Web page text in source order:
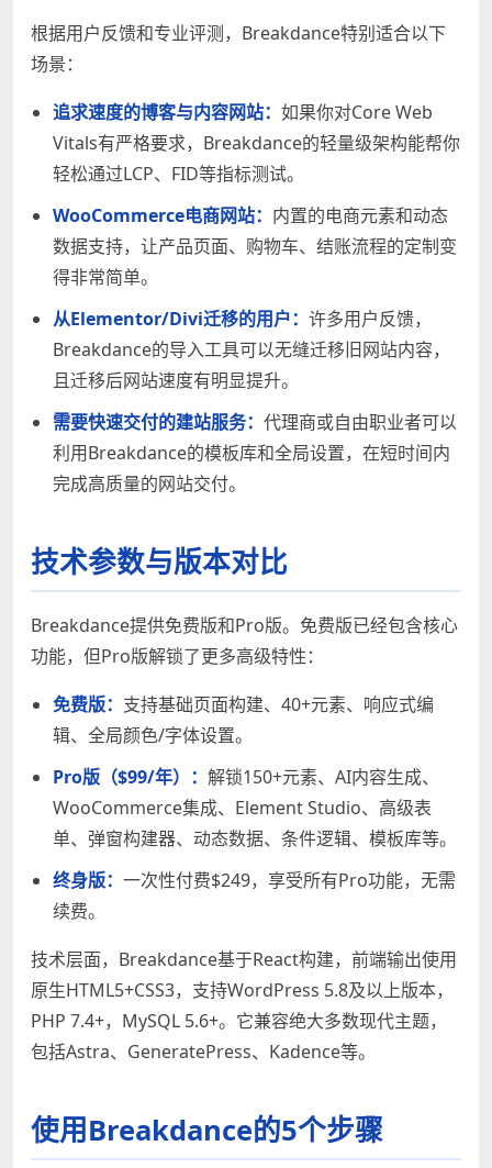
根据用户反馈和专业评测，Breakdance特别适合以下
场景：
追求速度的博客与内容网站： 如果你对Core Web
Vitals有严格要求，Breakdance的轻量级架构能帮你
轻松通过LCP、FID等指标测试。
WooCommerce电商网站： 内置的电商元素和动态
数据支持，让产品页面、购物车、结账流程的定制变
得非常简单。
从Elementor/Divi迁移的用户： 许多用户反馈，
Breakdance的导入工具可以无缝迁移旧网站内容，
且迁移后网站速度有明显提升。
需要快速交付的建站服务： 代理商或自由职业者可以
利用Breakdance的模板库和全局设置，在短时间内
完成高质量的网站交付。
技术参数与版本对比
Breakdance提供免费版和Pro版。免费版已经包含核心
功能，但Pro版解锁了更多高级特性：
免费版： 支持基础页面构建、40+元素、响应式编
辑、全局颜色/字体设置。
Pro版（$99/年）： 解锁150+元素、AI内容生成、
WooCommerce集成、Element Studio、高级表
单、弹窗构建器、动态数据、条件逻辑、模板库等。
终身版： 一次性付费$249，享受所有Pro功能，无需
续费。
技术层面，Breakdance基于React构建，前端输出使用
原生HTML5+CSS3，支持WordPress 5.8及以上版本，
PHP 7.4+，MySQL 5.6+。它兼容绝大多数现代主题，
包括Astra、GeneratePress、Kadence等。
使用Breakdance的5个步骤